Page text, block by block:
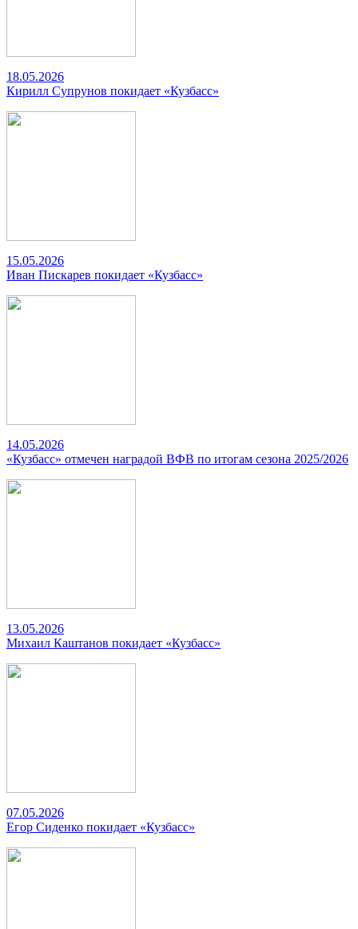
18.05.2026
Кирилл Супрунов покидает «Кузбасс»
15.05.2026
Иван Пискарев покидает «Кузбасс»
14.05.2026
«Кузбасс» отмечен наградой ВФВ по итогам сезона 2025/2026
13.05.2026
Михаил Каштанов покидает «Кузбасс»
07.05.2026
Егор Сиденко покидает «Кузбасс»